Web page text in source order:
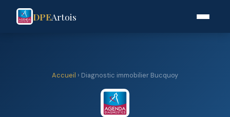
DPEArtois
Accueil › Diagnostic immobilier Bucquoy